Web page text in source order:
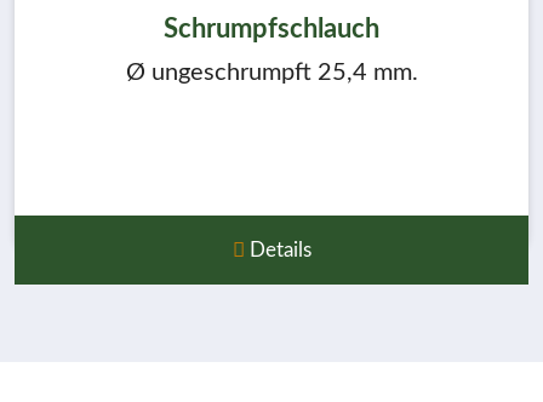
Schrumpfschlauch
Ø ungeschrumpft 25,4 mm.
Details